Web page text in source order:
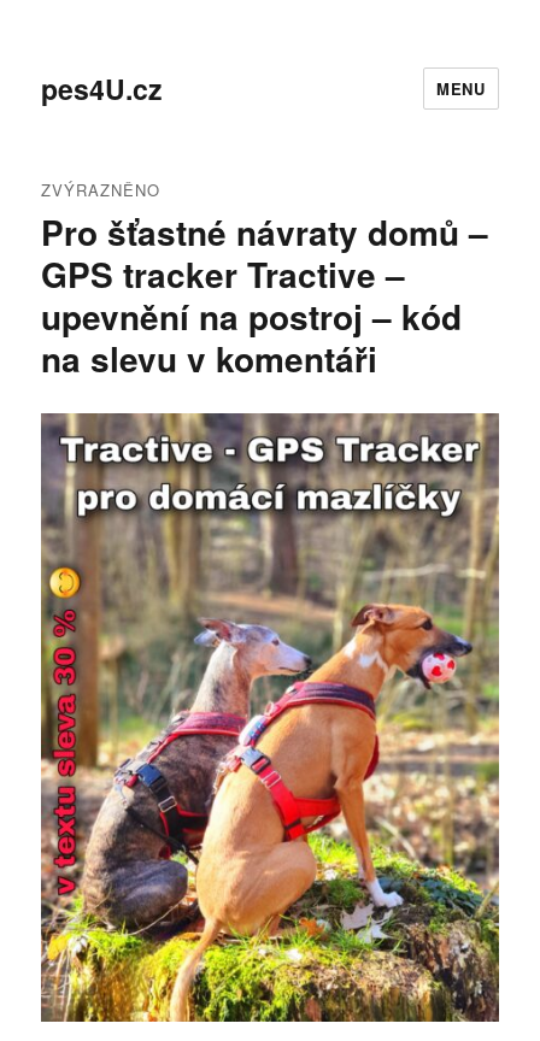
pes4U.cz MENU
ZVÝRAZNĚNO
Pro šťastné návraty domů –
GPS tracker Tractive –
upevnění na postroj – kód
na slevu v komentáři